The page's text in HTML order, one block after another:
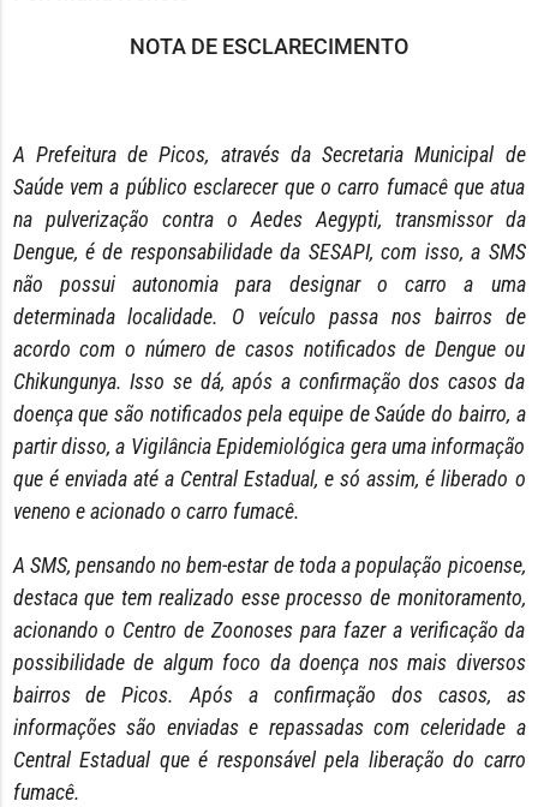
NOTA DE ESCLARECIMENTO
A Prefeitura de Picos, através da Secretaria Municipal de
Saúde vem a público esclarecer que o carro fumacê que atua
na pulverização contra o Aedes Aegypti, transmissor da
Dengue, é de responsabilidade da SESAPI, com isso, a SMS
não possui autonomia para designar o carro a uma
determinada localidade. O veículo passa nos bairros de
acordo com o número de casos notificados de Dengue ou
Chikungunya. Isso se dá, após a confirmação dos casos da
doença que são notificados pela equipe de Saúde do bairro, a
partir disso, a Vigilância Epidemiológica gera uma informação
que é enviada até a Central Estadual, e só assim, é liberado o
veneno e acionado o carro fumacê.
A SMS, pensando no bem-estar de toda a população picoense,
destaca que tem realizado esse processo de monitoramento,
acionando o Centro de Zoonoses para fazer a verificação da
possibilidade de algum foco da doença nos mais diversos
bairros de Picos. Após a confirmação dos casos, as
informações são enviadas e repassadas com celeridade a
Central Estadual que é responsável pela liberação do carro
fumacê.